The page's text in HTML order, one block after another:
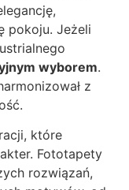
pokoju. Jeżeli
wyborem.
z
które
Fototapety
rozwiązań,